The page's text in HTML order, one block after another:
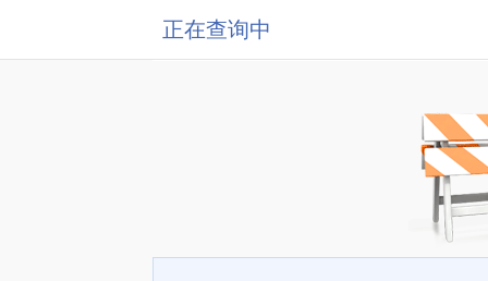
正在查询中